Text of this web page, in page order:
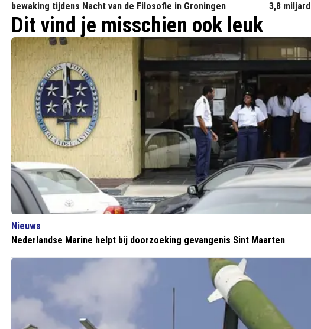
bewaking tijdens Nacht van de Filosofie in Groningen
3,8 miljard
Dit vind je misschien ook leuk
Nieuws
Nederlandse Marine helpt bij doorzoeking gevangenis Sint Maarten